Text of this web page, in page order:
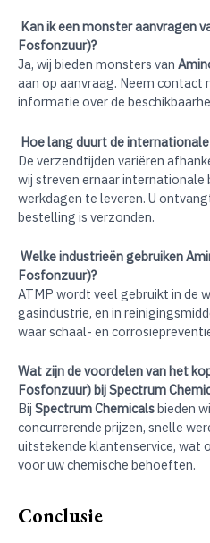
Kan ik een monster aanvragen
Fosfonzuur)?
Ja, wij bieden monsters van
aan op aanvraag. Neem contact
informatie over de
Hoe lang duurt de
De verzendtijden variëren
wij streven ernaar
werkdagen te leveren. U
bestelling is verzonden.
Welke industrieën gebruiken
Fosfonzuur)?
ATMP wordt veel gebruikt in de
gasindustrie, en in
waar schaal- en
Wat zijn de voordelen van het
Fosfonzuur) bij Spectrum
Bij Spectrum Chemicalsbieden
concurrerende prijzen, snelle
uitstekende klantenservice, wat
voor uw chemische behoeften.
Conclusie